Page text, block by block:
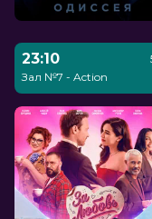
23:10
Зал №7 - Action